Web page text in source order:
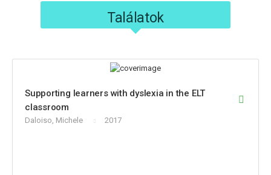
Találatok
Supporting learners with dyslexia in the ELT
classroom
Daloiso, Michele 2017